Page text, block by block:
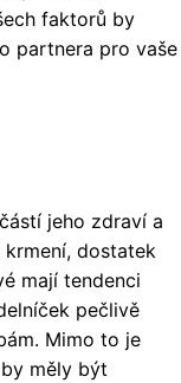
faktorů by
partnera pro vaše
jeho zdraví a
dostatek
mají tendenci
pečlivě
Mimo to je
měly být